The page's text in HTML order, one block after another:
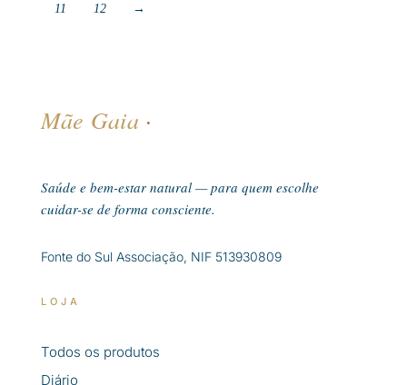
11
12 →
Mãe Gaia ·
Saúde e bem-estar natural — para quem escolhe
cuidar-se de forma consciente.
Fonte do Sul Associação, NIF 513930809
LOJA
Todos os produtos
Diário